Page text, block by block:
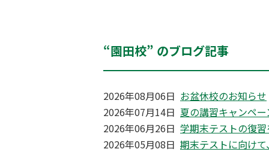
“園田校” のブログ記事
2026年08月06日 お盆休校のお知らせ
2026年07月14日 夏の講習キャンペ
2026年06月26日 学期末テストの復
2026年05月08日 期末テストに向け